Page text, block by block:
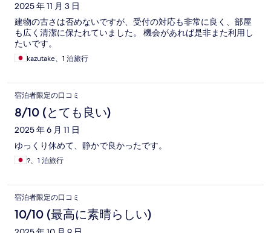
2025 年 11 月 3 日
建物の古さは否めないですが、受付の対応も非常に良く、部屋
も広く清潔に保たれていました。 機会があれば是非また利用し
たいです。
kazutake、1 泊旅行
宿泊者限定の口コミ
8/10 (とても良い)
2025 年 6 月 11 日
ゆっくり休めて、静かで良かったです。
?、1 泊旅行
宿泊者限定の口コミ
10/10 (最高に素晴らしい)